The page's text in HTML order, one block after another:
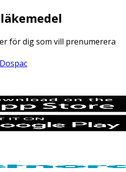
för dig som vill prenumerera